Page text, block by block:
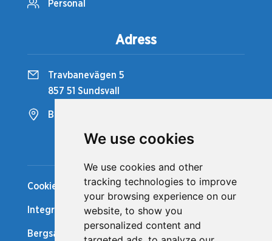
We use cookies
We use cookies and other
tracking technologies to improve
your browsing experience on our
website, to show you
personalized content and
Cookiepolicy
Integritetspolicy
Bergsåker Nytt
Personal
Adress
Travbanevägen 5
857 51 Sundsvall
Bergsåkers Travbana